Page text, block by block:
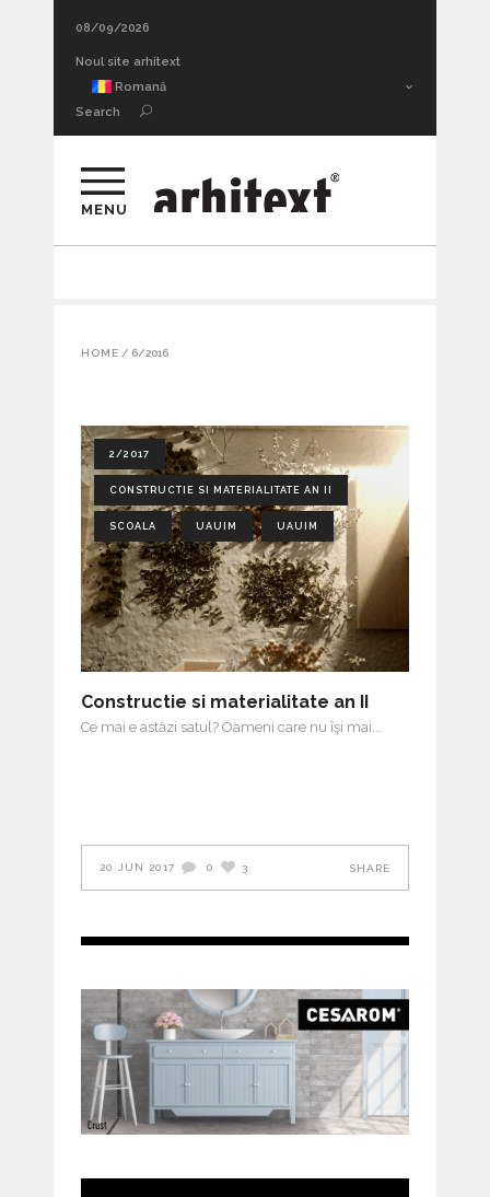
08/09/2026
Noul site arhitext
Adâncimea sufletească a urmei. Thrill architecture II
Romană
Search
MENU
HOME / 6/2016
2/2017
CONSTRUCTIE SI MATERIALITATE AN II
SCOALA UAUIM UAUIM
Constructie si materialitate an II
Ce mai e astăzi satul? Oameni care nu îşi mai
20 JUN 2017 0 3 SHARE